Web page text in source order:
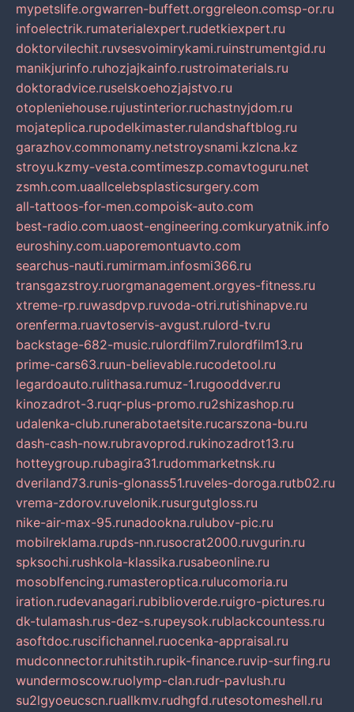
mypetslife.orgwarren-buffett.orggreleon.comsp-or.ru
infoelectrik.rumaterialexpert.rudetkiexpert.ru
doktorvilechit.ruvsesvoimirykami.ruinstrumentgid.ru
manikjurinfo.ruhozjajkainfo.rustroimaterials.ru
doktoradvice.ruselskoehozjajstvo.ru
otopleniehouse.rujustinterior.ruchastnyjdom.ru
mojateplica.rupodelkimaster.rulandshaftblog.ru
garazhov.commonamy.netstroysnami.kzlcna.kz
stroyu.kzmy-vesta.comtimeszp.comavtoguru.net
zsmh.com.uaallcelebsplasticsurgery.com
all-tattoos-for-men.compoisk-auto.com
best-radio.com.uaost-engineering.comkuryatnik.info
euroshiny.com.uaporemontuavto.com
searchus-nauti.rumirmam.infosmi366.ru
transgazstroy.ruorgmanagement.orgyes-fitness.ru
xtreme-rp.ruwasdpvp.ruvoda-otri.rutishinapve.ru
orenferma.ruavtoservis-avgust.rulord-tv.ru
backstage-682-music.rulordfilm7.rulordfilm13.ru
prime-cars63.ruun-believable.rucodetool.ru
legardoauto.rulithasa.rumuz-1.rugooddver.ru
kinozadrot-3.ruqr-plus-promo.ru2shizashop.ru
udalenka-club.runerabotaetsite.rucarszona-bu.ru
dash-cash-now.rubravoprod.rukinozadrot13.ru
hotteygroup.rubagira31.rudommarketnsk.ru
dveriland73.runis-glonass51.ruveles-doroga.rutb02.ru
vrema-zdorov.ruvelonik.rusurgutgloss.ru
nike-air-max-95.runadookna.rulubov-pic.ru
mobilreklama.rupds-nn.rusocrat2000.ruvgurin.ru
spksochi.rushkola-klassika.rusabeonline.ru
mosoblfencing.rumasteroptica.rulucomoria.ru
iration.rudevanagari.rubiblioverde.ruigro-pictures.ru
dk-tulamash.rus-dez-s.rupeysok.rublackcountess.ru
asoftdoc.ruscifichannel.ruocenka-appraisal.ru
mudconnector.ruhitstih.rupik-finance.ruvip-surfing.ru
wundermoscow.ruolymp-clan.rudr-pavlush.ru
su2lgyoeucscn.ruallkmv.rudhgfd.rutesotomeshell.ru